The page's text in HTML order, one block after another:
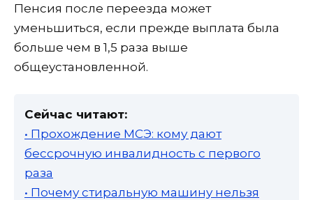
Пенсия после переезда может
уменьшиться, если прежде выплата была
больше чем в 1,5 раза выше
общеустановленной.
Сейчас читают:
• Прохождение МСЭ: кому дают
бессрочную инвалидность с первого
раза
• Почему стиральную машину нельзя